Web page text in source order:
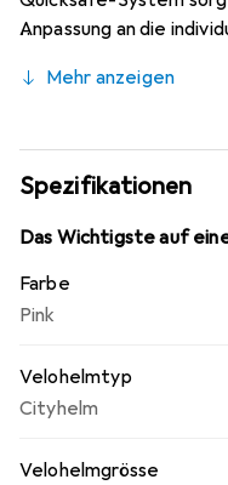
Anpassung an die
das patentierte
Helmmitte arretiert.
das Eindringen von
zwischen Decorschale
integriert und bietet
Commuting. Gewicht:
Mehr anzeigen
Spezifikationen
Das Wichtigste auf
Farbe
Pink
Velohelmtyp
Cityhelm
Velohelmgrösse